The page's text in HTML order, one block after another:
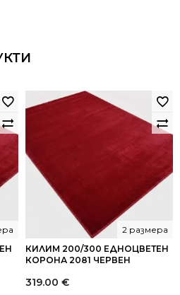
КИЛИМ 200/300 ЕДНОЦВЕТЕН
КОРОНА 2081 ЧЕРВЕН
2 размера
319.00 €